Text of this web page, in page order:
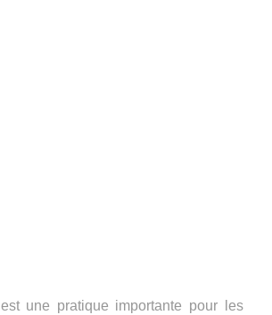
est une pratique importante pour les